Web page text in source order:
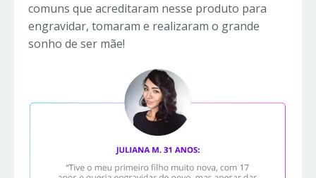
comuns que acreditaram nesse produto para
engravidar, tomaram e realizaram o grande
sonho de ser mãe!